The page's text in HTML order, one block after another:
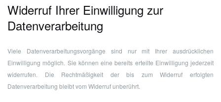
Widerruf Ihrer Einwilligung zur
Datenverarbeitung
Viele Datenverarbeitungsvorgänge sind nur mit Ihrer ausdrücklichen
Einwilligung möglich. Sie können eine bereits erteilte Einwilligung jederzeit
widerrufen. Die Rechtmäßigkeit der bis zum Widerruf erfolgten
Datenverarbeitung bleibt vom Widerruf unberührt.